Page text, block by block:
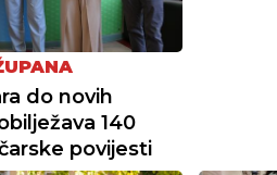
do novih
140
povijesti